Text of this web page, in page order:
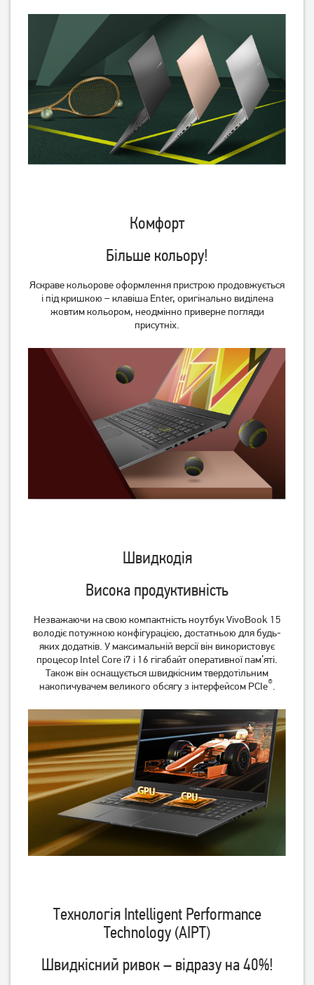
Ноутбук Asus TUF Gaming
A16 FA607NUG
(FA607NUG-RL117)
55 999
Ноутбук HP Victus 15-
fa2057ns (D14JDEA)
59 999
Ноутбук Asus ExpertBook
B1 B1503CVA (B1503CVA-
23 499грн
Ноутбук Asus TUF Gaming
F16 FX607VJB (FX607VJB-
RL145)
55 999грн
29 999
Ноутбук HP 15-fc0005nw
(CX5C3EA)
30 999грн
Ноутбук HP Victus 15-
fb3026nw (C38YXEA)
69 999грн
Ноутбук Acer Aspire Lite
Ноутбук Asus VivoBook 15
Комфорт
Більше кольору!
Яскраве кольорове оформлення пристрою продовжується
і під кришкою – клавіша Enter, оригінально виділена
жовтим кольором, неодмінно приверне погляди
присутніх.
Швидкодія
Висока продуктивність
Незважаючи на свою компактність ноутбук VivoBook 15
володіє потужною конфігурацією, достатньою для будь-
яких додатків. У максимальній версії він використовує
процесор Intel Core i7 і 16 гігабайт оперативної пам’яті.
Також він оснащується швидкісним твердотільним
накопичувачем великого обсягу з інтерфейсом PCIe®.
Технологія Intelligent Performance
Technology (AIPT)
Швидкісний ривок – відразу на 40%!